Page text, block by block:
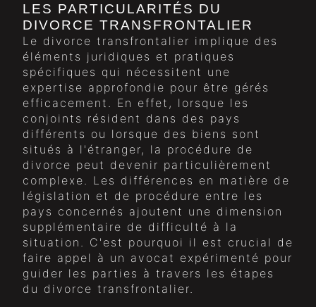
LES PARTICULARITÉS DU
DIVORCE TRANSFRONTALIER
Le divorce transfrontalier implique des
éléments juridiques et pratiques
spécifiques qui nécessitent une
expertise approfondie pour être gérés
efficacement. En effet, lorsque les
conjoints résident dans des pays
différents ou lorsque des biens sont
situés à l'étranger, la procédure de
divorce peut devenir particulièrement
complexe. Les différences en matière de
législation et de procédure entre les
pays concernés ajoutent une dimension
supplémentaire de difficulté à la
situation. C'est pourquoi il est crucial de
faire appel à un avocat expérimenté pour
guider les parties à travers les étapes
du divorce transfrontalier.